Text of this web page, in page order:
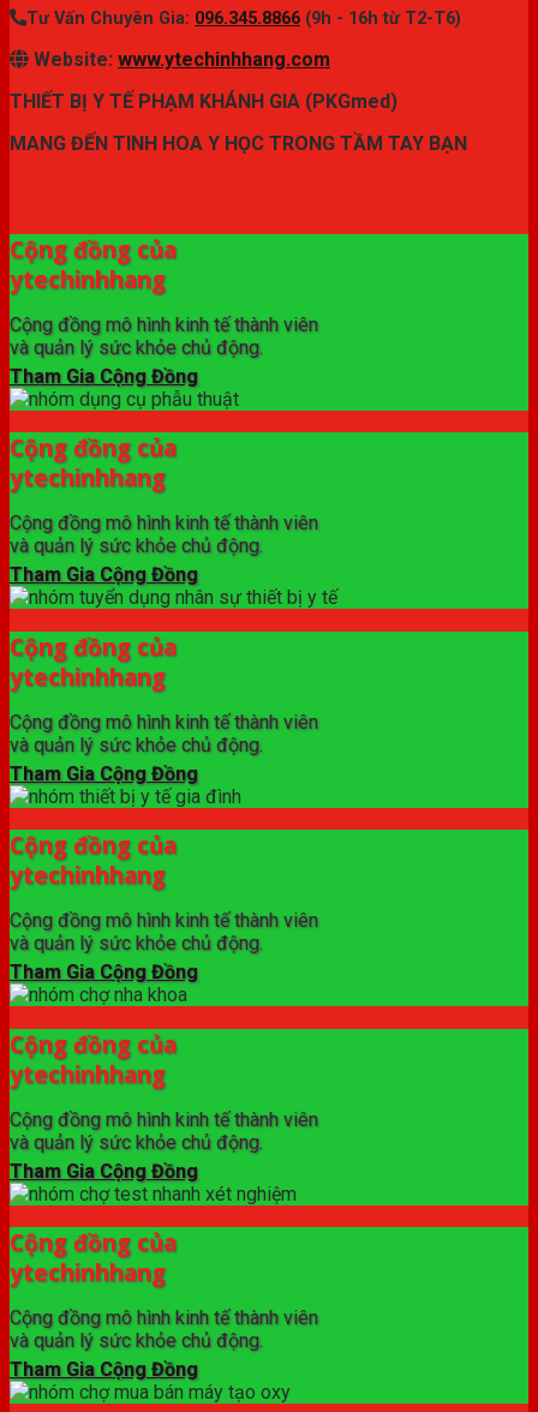
Tư Vấn Chuyên Gia: 096.345.8866 (9h - 16h từ T2-T6)
Website: www.ytechinhhang.com
THIẾT BỊ Y TẾ PHẠM KHÁNH GIA (PKGmed)
MANG ĐẾN TINH HOA Y HỌC TRONG TẦM TAY BẠN
Cộng đồng của
ytechinhhang
Cộng đồng mô hình kinh tế thành viên
và quản lý sức khỏe chủ động.
Tham Gia Cộng Đồng
Cộng đồng của
ytechinhhang
Cộng đồng mô hình kinh tế thành viên
và quản lý sức khỏe chủ động.
Tham Gia Cộng Đồng
Cộng đồng của
ytechinhhang
Cộng đồng mô hình kinh tế thành viên
và quản lý sức khỏe chủ động.
Tham Gia Cộng Đồng
Cộng đồng của
ytechinhhang
Cộng đồng mô hình kinh tế thành viên
và quản lý sức khỏe chủ động.
Tham Gia Cộng Đồng
Cộng đồng của
ytechinhhang
Cộng đồng mô hình kinh tế thành viên
và quản lý sức khỏe chủ động.
Tham Gia Cộng Đồng
Cộng đồng của
ytechinhhang
Cộng đồng mô hình kinh tế thành viên
và quản lý sức khỏe chủ động.
Tham Gia Cộng Đồng